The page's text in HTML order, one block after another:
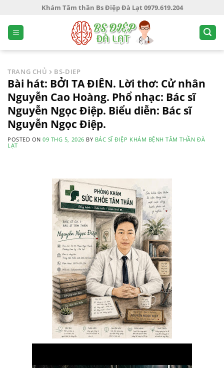
Khám Tâm thần Bs Điệp Đà Lạt 0979.619.204
TRANG CHỦ BS-DIEP
Bài hát: BỞI TA ĐIÊN. Lời thơ: Cử nhân
Nguyễn Cao Hoàng. Phổ nhạc: Bác sĩ
Nguyễn Ngọc Điệp. Biểu diễn: Bác sĩ
Nguyễn Ngọc Điệp.
POSTED ON09 THG 5, 2026 BY BÁC SĨ ĐIỆP KHÁM BỆNH TÂM THẦN ĐÀ
LẠT